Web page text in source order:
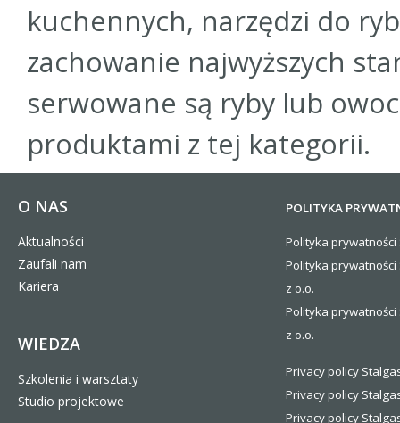
kuchennych, narzędzi do
zachowanie najwyższych
serwowane są ryby lub
produktami z tej kategorii.
O NAS
Aktualności
Zaufali nam
Kariera
WIEDZA
Szkolenia i warsztaty
Studio projektowe
POLITYKA
Polityka prywatności
Polityka
z o.o.
Polityka
z o.o.
Privacy policy
Privacy policy
Privacy policy